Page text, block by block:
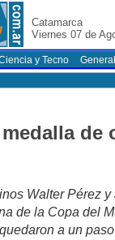
Catamarca
Viernes 07 de
y Tecno General
de
Walter Pérez
de la Copa del
a un